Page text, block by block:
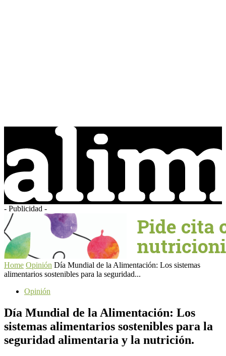
- Publicidad -
Home Opinión Día Mundial de la Alimentación: Los sistemas
alimentarios sostenibles para la seguridad...
Opinión
Día Mundial de la Alimentación: Los
sistemas alimentarios sostenibles para la
seguridad alimentaria y la nutrición.